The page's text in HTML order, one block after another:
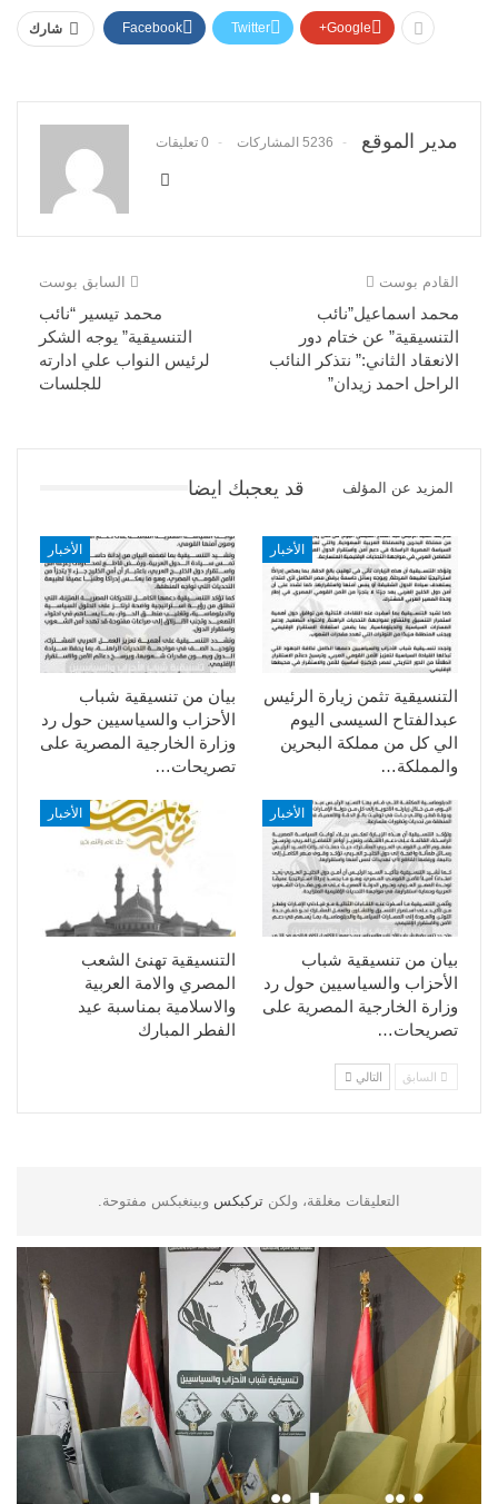
شارك Facebook Twitter Google+
مدير الموقع 5236 المشاركات 0 تعليقات
السابق بوست
محمد تيسير “نائب
التنسيقية” يوجه الشكر
لرئيس النواب علي ادارته
للجلسات
القادم بوست
محمد اسماعيل”نائب
التنسيقية” عن ختام دور
الانعقاد الثاني:” نتذكر النائب
الراحل احمد زيدان”
قد يعجبك ايضا المزيد عن المؤلف
الأخبار
بيان من تنسيقية شباب
الأحزاب والسياسيين حول رد
وزارة الخارجية المصرية على
تصريحات…
الأخبار
التنسيقية تثمن زيارة الرئيس
عبدالفتاح السيسى اليوم
الي كل من مملكة البحرين
والمملكة…
الأخبار
التنسيقية تهنئ الشعب
المصري والامة العربية
والاسلامية بمناسبة عيد
الفطر المبارك
الأخبار
بيان من تنسيقية شباب
الأحزاب والسياسيين حول رد
وزارة الخارجية المصرية على
تصريحات…
السابق التالي
التعليقات مغلقة، ولكن تركبكس وبينغبكس مفتوحة.